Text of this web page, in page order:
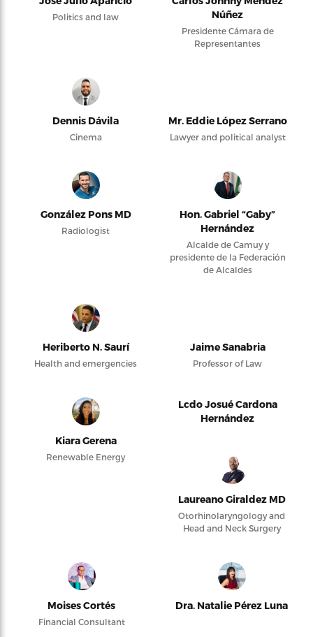
Politics and law
Núñez
Presidente Cámara de
Representantes
Dennis Dávila
Cinema
Mr. Eddie López Serrano
Lawyer and political analyst
González Pons MD
Radiologist
Hon. Gabriel “Gaby”
Hernández
Alcalde de Camuy y
presidente de la Federación
de Alcaldes
Heriberto N. Saurí
Health and emergencies
Jaime Sanabria
Professor of Law
Kiara Gerena
Renewable Energy
Lcdo Josué Cardona
Hernández
Laureano Giraldez MD
Otorhinolaryngology and
Head and Neck Surgery
Moises Cortés
Financial Consultant
Dra. Natalie Pérez Luna